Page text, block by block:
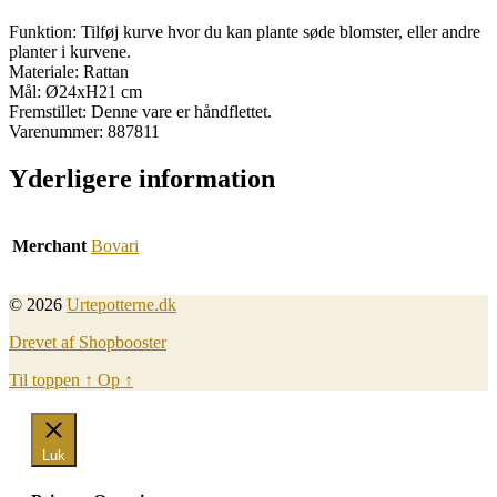
Funktion: Tilføj kurve hvor du kan plante søde blomster, eller andre
planter i kurvene.
Materiale: Rattan
Mål: Ø24xH21 cm
Fremstillet: Denne vare er håndflettet.
Varenummer: 887811
Yderligere information
Merchant Bovari
© 2026 Urtepotterne.dk
Drevet af Shopbooster
Til toppen ↑ Op ↑
Luk